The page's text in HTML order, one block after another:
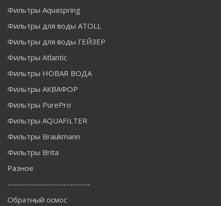
Фильтры Aquaspring
Фильтры для воды ATOLL
Фильтры для воды ГЕЙЗЕР
Фильтры Atlantic
Фильтры НОВАЯ ВОДА
Фильтры АКВАФОР
Фильтры PurePro
Фильтры AQUAFILTER
Фильтры Braukmann
Фильтры Brita
Разное
----------------------------
Обратный осмос